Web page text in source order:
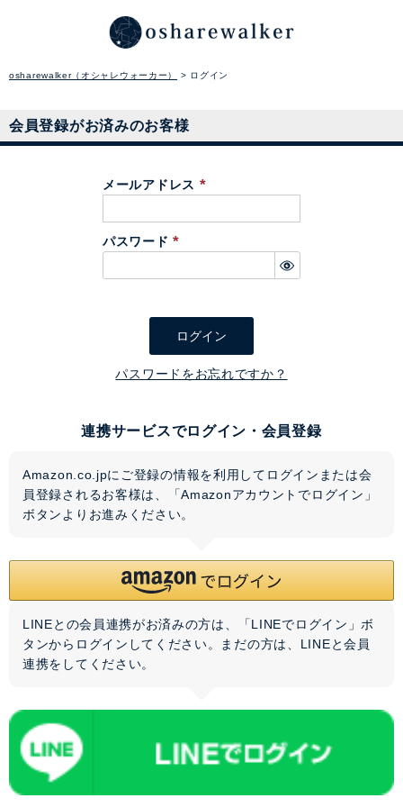
osharewalker（オシャレウォーカー） ログイン
会員登録がお済みのお客様
メールアドレス
必
パスワード
必
ログイン
パスワードをお忘れですか？
連携サービスでログイン・会員登録
Amazon.co.jpにご登録の情報を利用してログインまたは会
員登録されるお客様は、「Amazonアカウントでログイン」
ボタンよりお進みください。
LINEとの会員連携がお済みの方は、「LINEでログイン」ボ
タンからログインしてください。まだの方は、 LINEと会員
連携をしてください。